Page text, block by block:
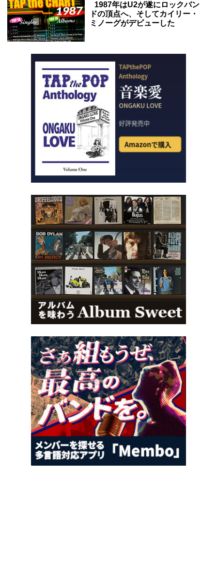
1987年はU2が遂にロックバン
ドの頂点へ、そしてカイリー・
ミノーグがデビューした